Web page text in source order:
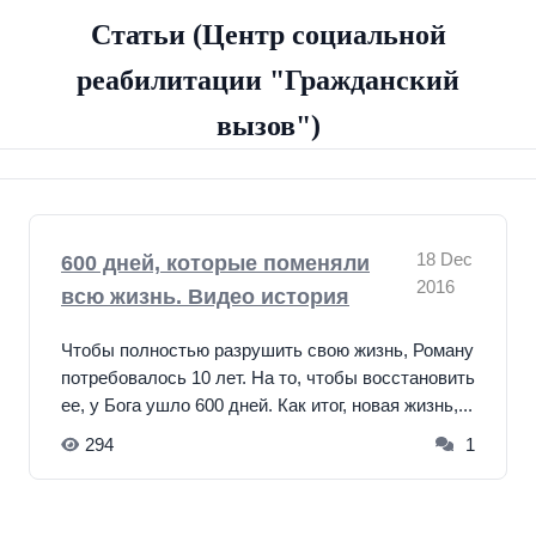
Телефон: 8 (800) 100-89-83
Анонимно и круглосуточно
Email: civil.challenge@yandex.ru
Статьи (Центр социальной
реабилитации "Гражданский
вызов")
600 дней, которые поменяли
всю жизнь. Видео история
18 Dec
2016
Чтобы полностью разрушить свою жизнь, Роману
потребовалось 10 лет. На то, чтобы восстановить
ее, у Бога ушло 600 дней. Как итог, новая жизнь,...
294 1